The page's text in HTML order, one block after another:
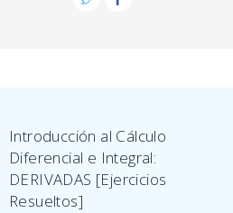
Introducción al Cálculo
Diferencial e Integral:
DERIVADAS [Ejercicios
Resueltos]